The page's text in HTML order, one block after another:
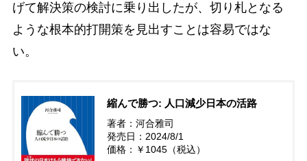
げて解決策の検討に乗り出したが、切り札となる
ような根本的打開策を見出すことは容易ではな
い。
縮んで勝つ: 人口減少日本の活路
著者：河合雅司
発売日：2024/8/1
価格：￥1045（税込）